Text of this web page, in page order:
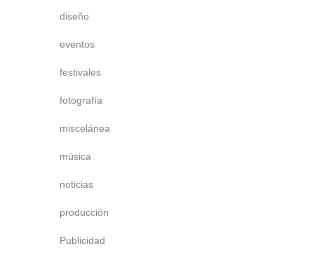
diseño
eventos
festivales
fotografía
miscelánea
música
noticias
producción
Publicidad